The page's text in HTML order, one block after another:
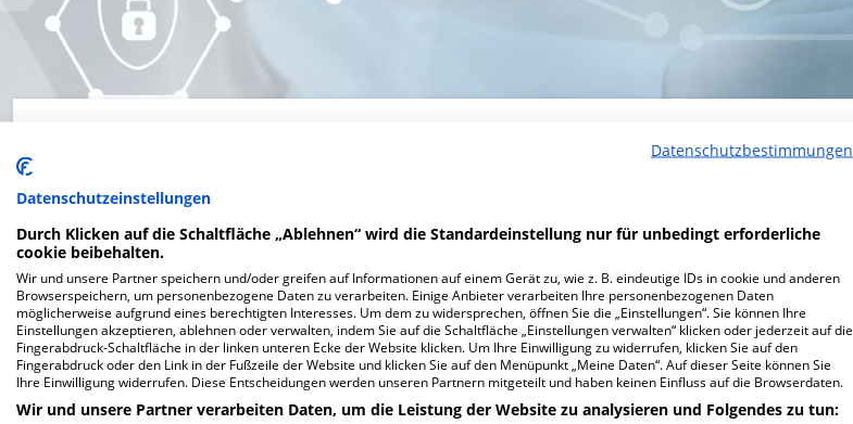
Website
Datenschutzbestimmungen
Datenschutzeinstellungen
Durch Klicken auf die Schaltfläche „Ablehnen“ wird die Standardeinstellung nur für unbedingt erforderliche
cookie beibehalten.
Wir und unsere Partner speichern und/oder greifen auf Informationen auf einem Gerät zu, wie z. B. eindeutige IDs in cookie und anderen
Browserspeichern, um personenbezogene Daten zu verarbeiten. Einige Anbieter verarbeiten Ihre personenbezogenen Daten
möglicherweise aufgrund eines berechtigten Interesses. Um dem zu widersprechen, öffnen Sie die „Einstellungen“. Sie können Ihre
Einstellungen akzeptieren, ablehnen oder verwalten, indem Sie auf die Schaltfläche „Einstellungen verwalten“ klicken oder jederzeit auf die
Fingerabdruck-Schaltfläche in der linken unteren Ecke der Website klicken. Um Ihre Einwilligung zu widerrufen, klicken Sie auf den
Fingerabdruck oder den Link in der Fußzeile der Website und klicken Sie auf den Menüpunkt „Meine Daten“. Auf dieser Seite können Sie
Ihre Einwilligung widerrufen. Diese Entscheidungen werden unseren Partnern mitgeteilt und haben keinen Einfluss auf die Browserdaten.
Wir und unsere Partner verarbeiten Daten, um die Leistung der Website zu analysieren und Folgendes zu tun: